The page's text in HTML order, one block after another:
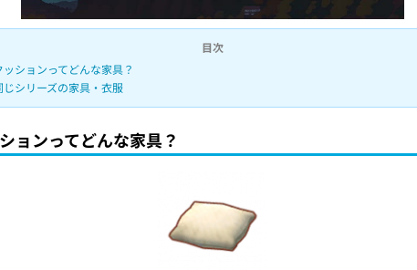
目次
ッションってどんな家具？
じシリーズの家具・衣服
ョンってどんな家具？